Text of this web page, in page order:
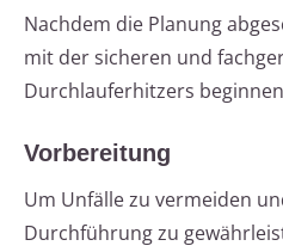
Nachdem die Planung
mit der sicheren und
Durchlauferhitzers
Vorbereitung
Um Unfälle zu vermeiden
Durchführung zu